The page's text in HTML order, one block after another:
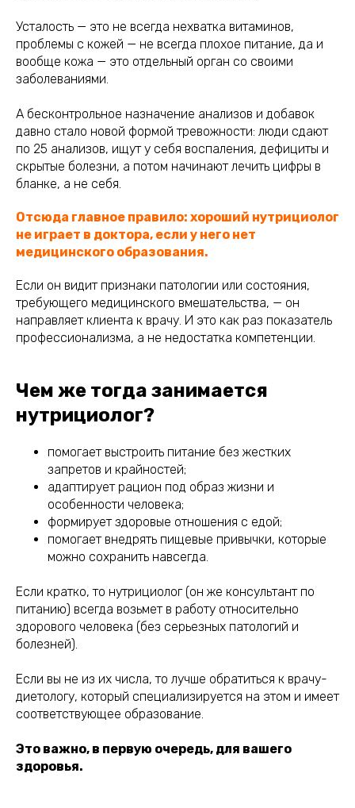
Усталость — это не всегда нехватка витаминов,
проблемы с кожей — не всегда плохое питание, да и
вообще кожа — это отдельный орган со своими
заболеваниями.
А бесконтрольное назначение анализов и добавок
давно стало новой формой тревожности: люди сдают
по 25 анализов, ищут у себя воспаления, дефициты и
скрытые болезни, а потом начинают лечить цифры в
бланке, а не себя.
Отсюда главное правило: хороший нутрициолог
не играет в доктора, если у него нет
медицинского образования.
Если он видит признаки патологии или состояния,
требующего медицинского вмешательства, — он
направляет клиента к врачу. И это как раз показатель
профессионализма, а не недостатка компетенции.
Чем же тогда занимается
нутрициолог?
помогает выстроить питание без жестких
запретов и крайностей;
адаптирует рацион под образ жизни и
особенности человека;
формирует здоровые отношения с едой;
помогает внедрять пищевые привычки, которые
можно сохранить навсегда.
Если кратко, то нутрициолог (он же консультант по
питанию) всегда возьмет в работу относительно
здорового человека (без серьезных патологий и
болезней).
Если вы не из их числа, то лучше обратиться к врачу-
диетологу, который специализируется на этом и имеет
соответствующее образование.
Это важно, в первую очередь, для вашего
здоровья.